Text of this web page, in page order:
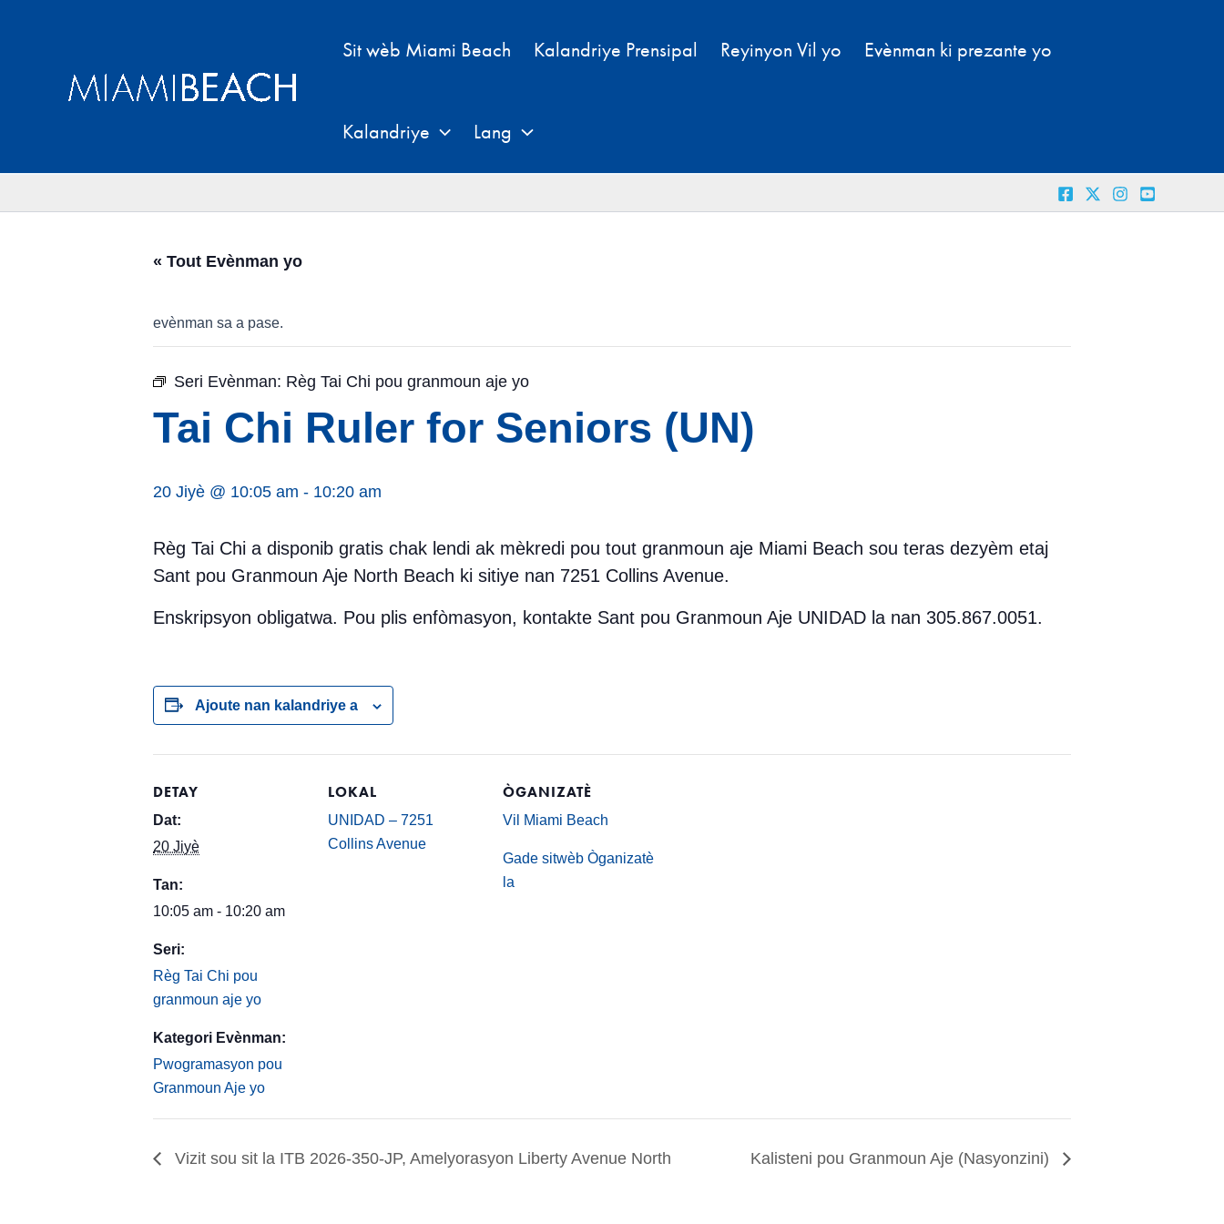
Sit wèb Miami Beach Kalandriye Prensipal Reyinyon Vil yo Evènman ki prezante yo
Kalandriye Lang
« Tout Evènman yo
evènman sa a pase.
Seri Evènman: Règ Tai Chi pou granmoun aje yo
Tai Chi Ruler for Seniors (UN)
20 Jiyè @ 10:05 am - 10:20 am
Règ Tai Chi a disponib gratis chak lendi ak mèkredi pou tout granmoun aje Miami Beach sou teras dezyèm etaj
Sant pou Granmoun Aje North Beach ki sitiye nan 7251 Collins Avenue.
Enskripsyon obligatwa. Pou plis enfòmasyon, kontakte Sant pou Granmoun Aje UNIDAD la nan 305.867.0051.
Ajoute nan kalandriye a
DETAY
Dat:
20 Jiyè
Tan:
10:05 am - 10:20 am
Seri:
Règ Tai Chi pou
granmoun aje yo
Kategori Evènman:
Pwogramasyon pou
Granmoun Aje yo
LOKAL
UNIDAD – 7251
Collins Avenue
ÒGANIZATÈ
Vil Miami Beach
Gade sitwèb Òganizatè
la
Vizit sou sit la ITB 2026-350-JP, Amelyorasyon Liberty Avenue North Kalisteni pou Granmoun Aje (Nasyonzini)